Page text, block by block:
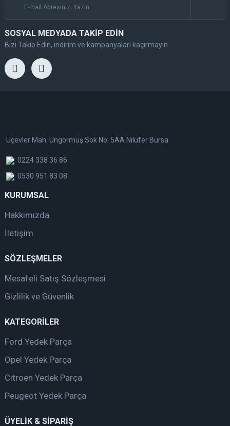
SOSYAL MEDYADA TAKİP EDİN
Bizi Takip Edin, indirim ve kampanyaları kaçırmayın
Üçevler Mah. Üngörmüş Sok No: 5AA Nilüfer Bursa
0224 338 36 86
0530 951 83 08
KURUMSAL
Hakkımızda
İletişim
SÖZLEŞMELER
Mesafeli Satış Sözleşmesi
Gizlilik ve Güvenlik
KATEGORİLER
Ford Yedek Parça
Opel Yedek Parça
Citroen Yedek Parça
Peugeot Yedek Parça
ÜYELİK & SİPARİŞ